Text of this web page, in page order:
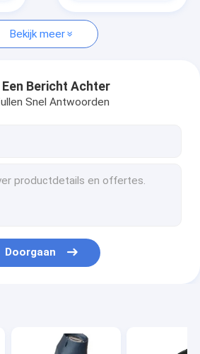
Bekijk meer
Bericht Achter
Snel Antwoorden
Doorgaan